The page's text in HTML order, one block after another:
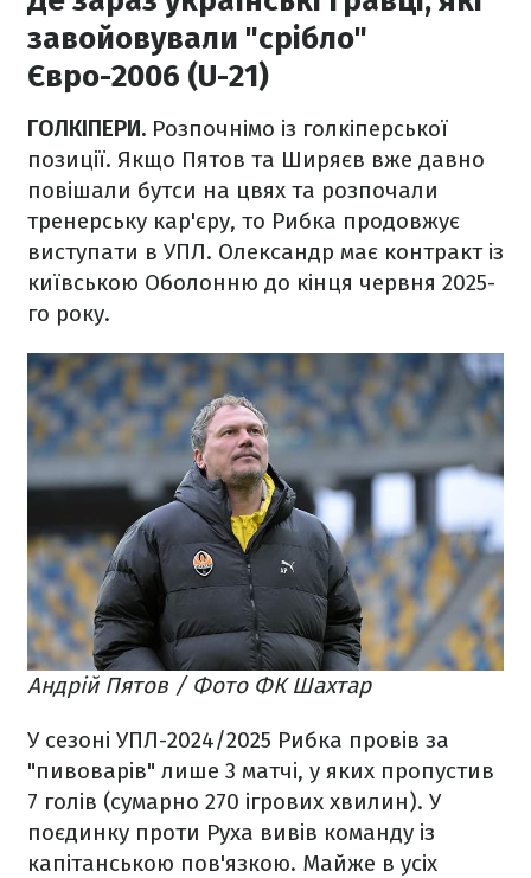
завойовували "срібло"
Євро-2006 (U-21)
ГОЛКІПЕРИ. Розпочнімо із голкіперської
позиції. Якщо Пятов та Ширяєв вже давно
повішали бутси на цвях та розпочали
тренерську кар'єру, то Рибка продовжує
виступати в УПЛ. Олександр має контракт із
київською Оболонню до кінця червня 2025-
го року.
Андрій Пятов / Фото ФК Шахтар
У сезоні УПЛ-2024/2025 Рибка провів за
"пивоварів" лише 3 матчі, у яких пропустив
7 голів (сумарно 270 ігрових хвилин). У
поєдинку проти Руха вивів команду із
капітанською пов'язкою. Майже в усіх